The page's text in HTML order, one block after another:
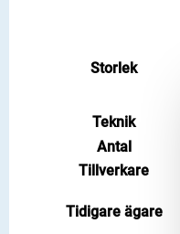
Storlek
Teknik
Antal
Tillverkare
Tidigare ägare